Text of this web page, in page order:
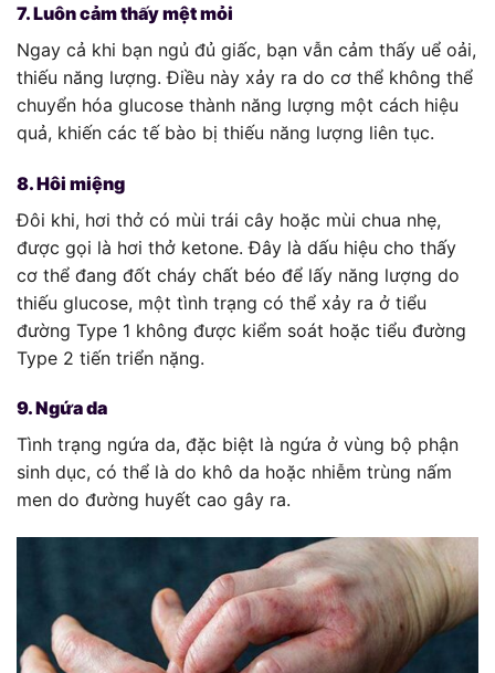
7. Luôn cảm thấy mệt mỏi
Ngay cả khi bạn ngủ đủ giấc, bạn vẫn cảm thấy uể oải,
thiếu năng lượng. Điều này xảy ra do cơ thể không thể
chuyển hóa glucose thành năng lượng một cách hiệu
quả, khiến các tế bào bị thiếu năng lượng liên tục.
8. Hôi miệng
Đôi khi, hơi thở có mùi trái cây hoặc mùi chua nhẹ,
được gọi là hơi thở ketone. Đây là dấu hiệu cho thấy
cơ thể đang đốt cháy chất béo để lấy năng lượng do
thiếu glucose, một tình trạng có thể xảy ra ở tiểu
đường Type 1 không được kiểm soát hoặc tiểu đường
Type 2 tiến triển nặng.
9. Ngứa da
Tình trạng ngứa da, đặc biệt là ngứa ở vùng bộ phận
sinh dục, có thể là do khô da hoặc nhiễm trùng nấm
men do đường huyết cao gây ra.